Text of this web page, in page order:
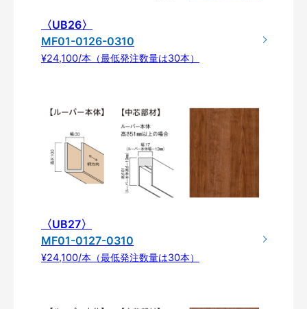
〈UB26〉
MF01-0126-0310
¥24,100/本（最低発注数量は30本）
〈UB27〉
MF01-0127-0310
¥24,100/本（最低発注数量は30本）